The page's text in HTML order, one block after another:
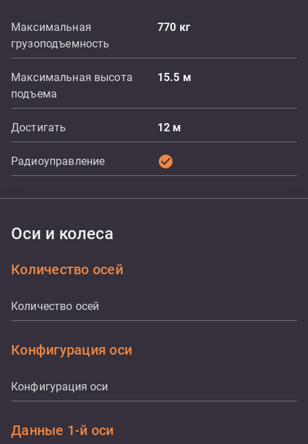
Максимальная
грузоподъемность
770 кг
Максимальная высота
подъема
15.5 м
Достигать 12 м
Радиоуправление check_circle
Оси и колеса
Количество осей
Количество осей
Конфигурация оси
Конфигурация оси
Данные 1-й оси